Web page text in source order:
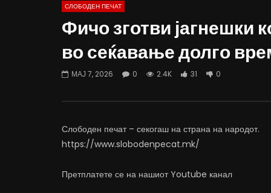
09:38
Вести на „Слободен Печат“
07.08.2026
10:25
Вести на
СЛОБОДЕН ПЕЧАТ
Фичо зготви јагнешки
во сеќавање долго
МАЈ 7, 2026 0 2.4K 31 0
Слободен печат – секогаш на страна на народот.
https://www.slobodenpecat.mk/
Претплатете се на нашиот Youtube канал